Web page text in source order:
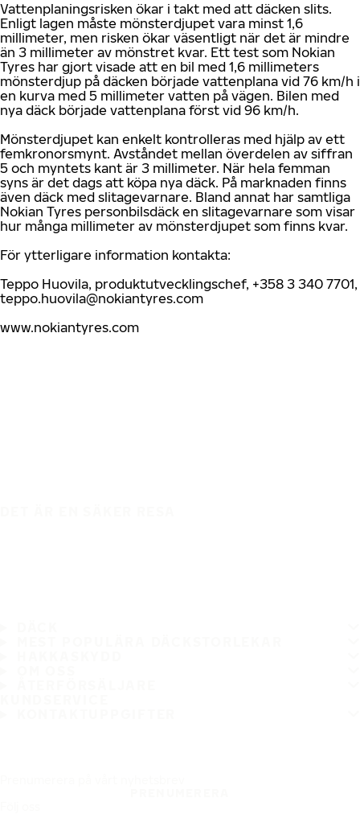
Vattenplaningsrisken ökar i takt med att däcken slits.
Enligt lagen måste mönsterdjupet vara minst 1,6
millimeter, men risken ökar väsentligt när det är mindre
än 3 millimeter av mönstret kvar. Ett test som Nokian
Tyres har gjort visade att en bil med 1,6 millimeters
mönsterdjup på däcken började vattenplana vid 76 km/h i
en kurva med 5 millimeter vatten på vägen. Bilen med
nya däck började vattenplana först vid 96 km/h.
Mönsterdjupet kan enkelt kontrolleras med hjälp av ett
femkronorsmynt. Avståndet mellan överdelen av siffran
5 och myntets kant är 3 millimeter. När hela femman
syns är det dags att köpa nya däck. På marknaden finns
även däck med slitagevarnare. Bland annat har samtliga
Nokian Tyres personbilsdäck en slitagevarnare som visar
hur många millimeter av mönsterdjupet som finns kvar.
För ytterligare information kontakta:
Teppo Huovila, produktutvecklingschef, +358 3 340 7701,
teppo.huovila@nokiantyres.com
www.nokiantyres.com